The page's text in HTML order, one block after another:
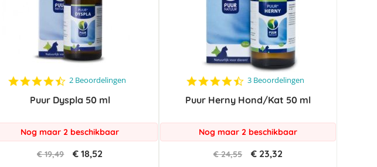
4.5
rating
2 Beoordelingen
Puur Dyspla 50 ml
Nog maar 2 beschikbaar
€ 19,49 € 18,52
4.7
rating
3 Beoordelingen
Puur Herny Hond/Kat 50 ml
Nog maar 2 beschikbaar
€ 24,55 € 23,32